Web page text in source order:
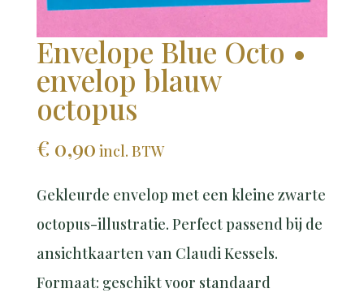
Envelope Blue Octo •
envelop blauw
octopus
€ 0,90 incl. BTW
Gekleurde envelop met een kleine zwarte
octopus-illustratie. Perfect passend bij de
ansichtkaarten van Claudi Kessels.
Formaat: geschikt voor standaard